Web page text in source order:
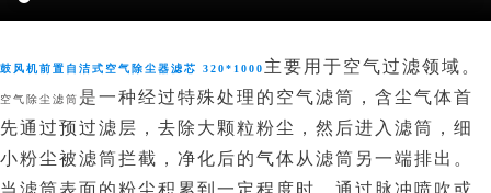
鼓风机前置自洁式空气除尘器滤芯 320*1000 主要用于空气过滤领域。
空气除尘滤筒 是一种经过特殊处理的空气滤筒，含尘气体首
先通过预过滤层，去除大颗粒粉尘，然后进入滤筒，细
小粉尘被滤筒拦截，净化后的气体从滤筒另一端排出。
当滤筒表面的粉尘积累到一定程度时，通过脉冲喷吹或